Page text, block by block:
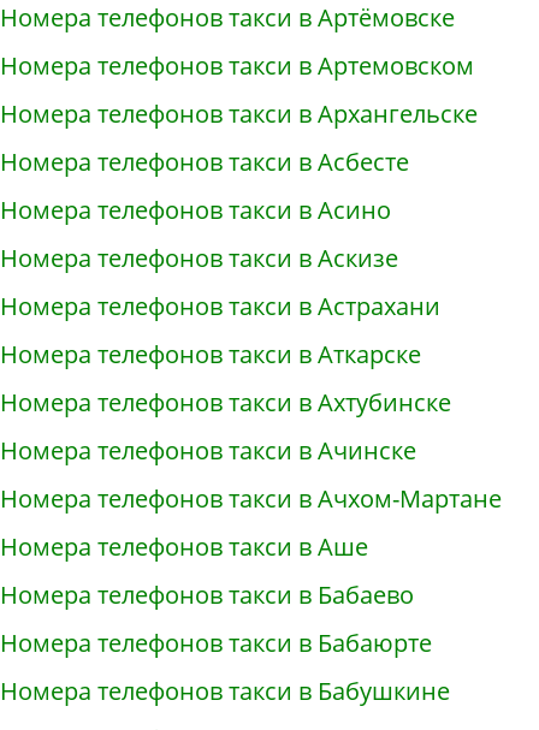
Номера телефонов такси в Артёмовске
Номера телефонов такси в Артемовском
Номера телефонов такси в Архангельске
Номера телефонов такси в Асбесте
Номера телефонов такси в Асино
Номера телефонов такси в Аскизе
Номера телефонов такси в Астрахани
Номера телефонов такси в Аткарске
Номера телефонов такси в Ахтубинске
Номера телефонов такси в Ачинске
Номера телефонов такси в Ачхом-Мартане
Номера телефонов такси в Аше
Номера телефонов такси в Бабаево
Номера телефонов такси в Бабаюрте
Номера телефонов такси в Бабушкине